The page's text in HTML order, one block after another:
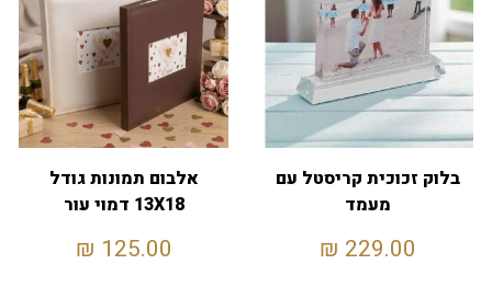
בלוק זכוכית קריסטל עם
מעמד
229.00
₪
אלבום תמונות גודל
13X18 דמוי עור
125.00
₪